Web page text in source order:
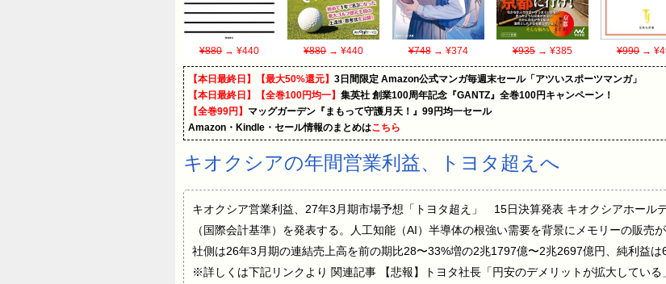
¥880 → ¥440 ¥880→ ¥440 ¥748→ ¥374 ¥935→ ¥385 ¥990→
【本日最終日】【最大50%還元】 3日間限定 Amazon公式マンガ毎週末セール「アツいスポーツマンガ」
【本日最終日】【全巻100円均一】 集英社 創業100周年記念『GANTZ』全巻100円キャンペーン！
【全巻99円】 マッグガーデン『まもって守護月天！』99円均一セール
Amazon・Kindle・セール情報のまとめはこちら
キオクシアの年間営業利益、トヨタ超えへ
キオクシア営業利益、27年3月期市場予想「トヨタ超え」 15日決算発表 キオクシアホール
（国際会計基準）を発表する。人工知能（AI）半導体の根強い需要を背景にメモリーの販売
社側は26年3月期の連結売上高を前の期比28〜33%増の2兆1797億〜2兆2697億円、純利益は
※詳しくは下記リンクより 関連記事 【悲報】トヨタ社長「円安のデメリットが拡大してい